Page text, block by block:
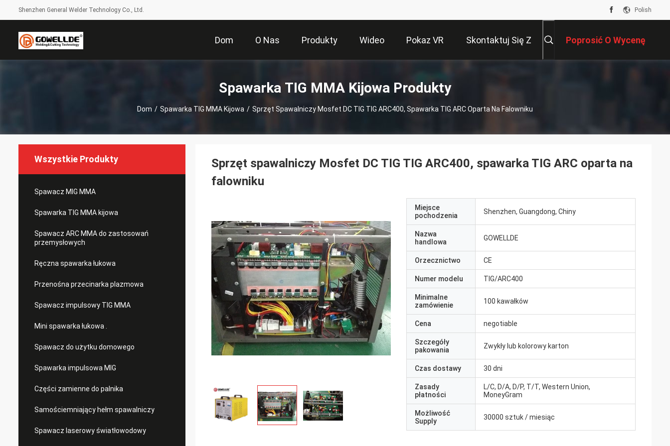
Shenzhen General Welder Technology Co., Ltd. Polish
Dom O Nas Produkty Wideo Pokaz VR Skontaktuj Się Z Poprosić O Wycenę
Spawarka TIG MMA Kijowa Produkty
Dom / Spawarka TIG MMA Kijowa / Sprzęt Spawalniczy Mosfet DC TIG TIG ARC400, Spawarka TIG ARC Oparta Na Falowniku
Wszystkie Produkty
Spawacz MIG MMA
Spawarka TIG MMA kijowa
Spawacz ARC MMA do zastosowań
przemysłowych
Ręczna spawarka łukowa
Przenośna przecinarka plazmowa
Spawacz impulsowy TIG MMA
Mini spawarka łukowa .
Spawacz do użytku domowego
Spawarka impulsowa MIG
Części zamienne do palnika
Samościemniający hełm spawalniczy
Spawacz laserowy światłowodowy
Sprzęt spawalniczy Mosfet DC TIG TIG ARC400, spawarka TIG ARC oparta na
falowniku
Miejsce
pochodzenia
Shenzhen, Guangdong, Chiny
Nazwa
handlowa
GOWELLDE
Orzecznictwo CE
Numer modelu TIG/ARC400
Minimalne
zamówienie
100 kawałków
Cena negotiable
Szczegóły
pakowania
Zwykły lub kolorowy karton
Czas dostawy 30 dni
Zasady
płatności
L/C, D/A, D/P, T/T, Western Union,
MoneyGram
Możliwość
Supply
30000 sztuk / miesiąc